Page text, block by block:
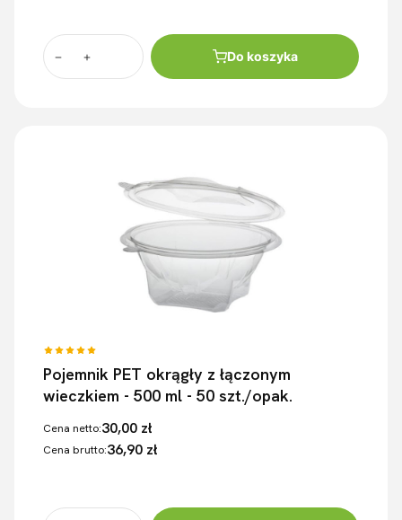
Do koszyka
Pojemnik PET okrągły z łączonym
wieczkiem - 500 ml - 50 szt./opak.
Cena netto:30,00 zł
Cena brutto:36,90 zł